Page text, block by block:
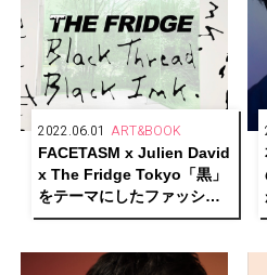
2022.06.01 ART&BOOK
FACETASM x Julien David
x The Fridge Tokyo「黒」
をテーマにしたファッショ
ン×アートイベントが開催中